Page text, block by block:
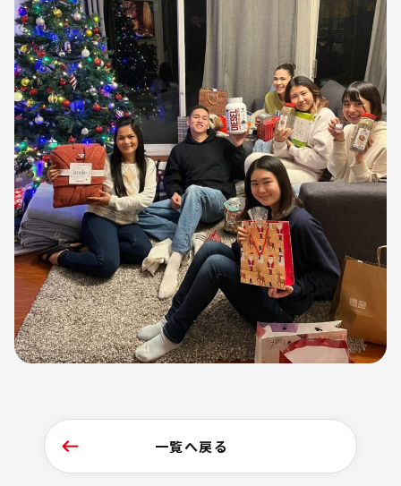
一覧へ戻る